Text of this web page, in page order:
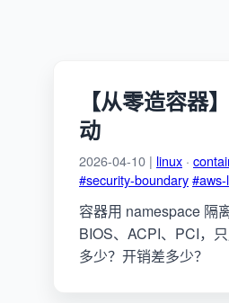
【从零造容
动
2026-04-10 | linux ·
#security-boundary
容器用 namespace 隔
BIOS、ACPI、PCI，
多少？开销差多少？